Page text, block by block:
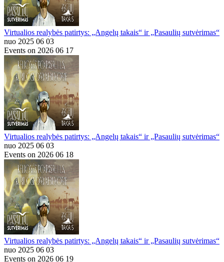
Virtualios realybės patirtys: „Angelų takais“ ir „Pasaulių sutvėrimas“
nuo 2025 06 03
Events on 2026 06 17
Virtualios realybės patirtys: „Angelų takais“ ir „Pasaulių sutvėrimas“
nuo 2025 06 03
Events on 2026 06 18
Virtualios realybės patirtys: „Angelų takais“ ir „Pasaulių sutvėrimas“
nuo 2025 06 03
Events on 2026 06 19